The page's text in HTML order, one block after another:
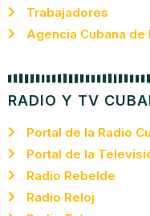
Trabajadores
Agencia Cubana de
RADIO Y TV
Portal de la Radio
Portal de la
Radio Rebelde
Radio Reloj